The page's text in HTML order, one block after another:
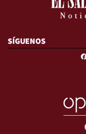
SÍGUENOS